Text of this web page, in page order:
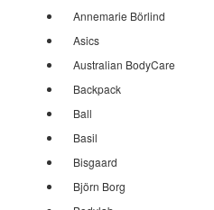
Annemarie Börlind
Asics
Australian BodyCare
Backpack
Ball
Basil
Bisgaard
Björn Borg